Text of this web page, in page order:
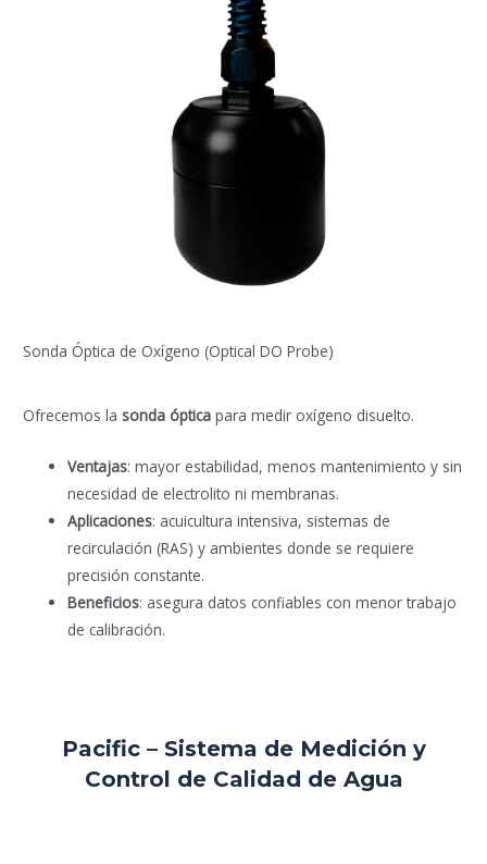
Sonda Óptica de Oxígeno (Optical DO Probe)
Ofrecemos la sonda ópticapara medir oxígeno disuelto.
Ventajas: mayor estabilidad, menos mantenimiento y sin
necesidad de electrolito ni membranas.
Aplicaciones: acuicultura intensiva, sistemas de
recirculación (RAS) y ambientes donde se requiere
precisión constante.
Beneficios: asegura datos confiables con menor trabajo
de calibración.
Pacific – Sistema de Medición y
Control de Calidad de Agua